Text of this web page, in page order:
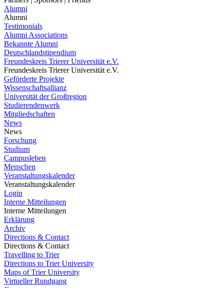
Alumni
Alumni
Testimonials
Alumni Associations
Bekannte Alumni
Deutschlandstipendium
Freundeskreis Trierer Universität e.V.
Freundeskreis Trierer Universität e.V.
Geförderte Projekte
Wissenschaftsallianz
Universität der Großregion
Studierendenwerk
Mitgliedschaften
News
News
Forschung
Studium
Campusleben
Menschen
Veranstaltungskalender
Veranstaltungskalender
Login
Interne Mitteilungen
Interne Mitteilungen
Erklärung
Archiv
Directions & Contact
Directions & Contact
Travelling to Trier
Directions to Trier University
Maps of Trier University
Virtueller Rundgang